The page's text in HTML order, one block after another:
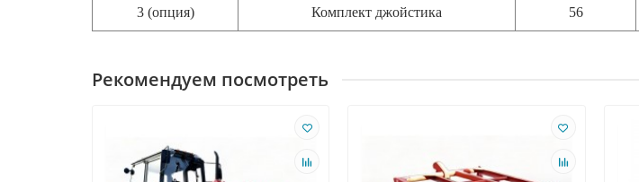
3 (опция) Комплект джойстика 56
Рекомендуем посмотреть